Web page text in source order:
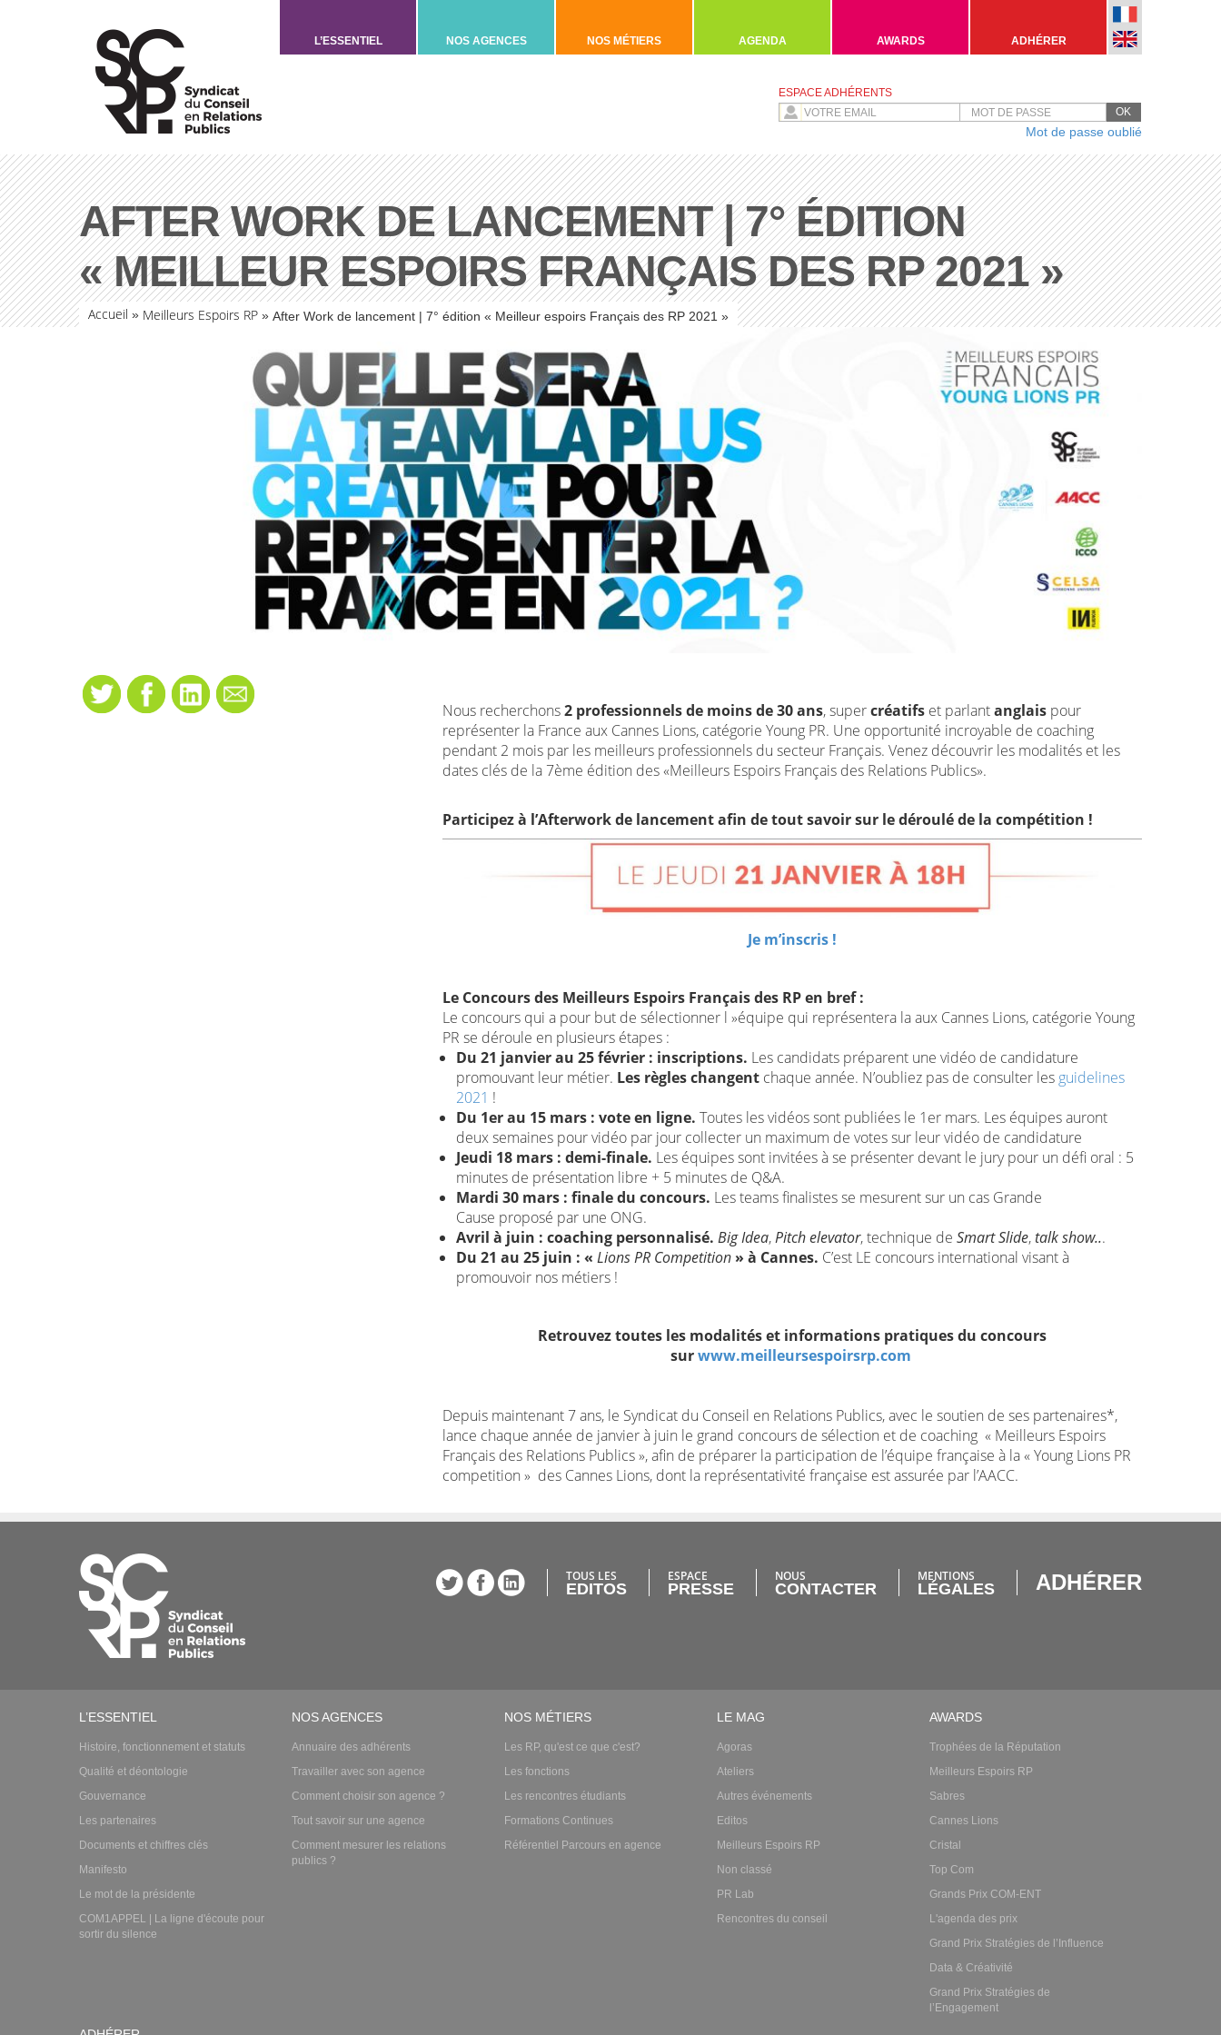
L’ESSENTIEL NOS AGENCES NOS MÉTIERS AGENDA AWARDS ADHÉRER
ESPACE ADHÉRENTS
OK
Mot de passe oublié
AFTER WORK DE LANCEMENT | 7° ÉDITION
« MEILLEUR ESPOIRS FRANÇAIS DES RP 2021 »
Accueil » Meilleurs Espoirs RP » After Work de lancement | 7° édition « Meilleur espoirs Français des RP 2021 »
Nous recherchons2 professionnels de moins de 30 ans, supercréatifs et parlantanglais pour
représenter la France aux Cannes Lions, catégorie Young PR. Une opportunité incroyable de coaching
pendant 2 mois par les meilleurs professionnels du secteur Français. Venez découvrir les modalités et les
dates clés de la 7ème édition des «Meilleurs Espoirs Français des Relations Publics».
Participez à l’Afterwork de lancement afin de tout savoir sur le déroulé de la compétition !
Je m’inscris !
Le Concours des Meilleurs Espoirs Français des RP en bref :
Le concours qui a pour but de sélectionner l »équipe qui représentera la aux Cannes Lions, catégorie Young
PR se déroule en plusieurs étapes :
Du 21 janvier au 25 février : inscriptions. Les candidats préparent une vidéo de candidature
promouvant leur métier. Les règles changent chaque année. N’oubliez pas de consulter lesguidelines
2021 !
Du 1er au 15 mars : vote en ligne. Toutes les vidéos sont publiées le 1er mars. Les équipes auront
deux semaines pour vidéo par jour collecter un maximum de votes sur leur vidéo de candidature
Jeudi 18 mars : demi-finale. Les équipes sont invitées à se présenter devant le jury pour un défi oral : 5
minutes de présentation libre + 5 minutes de Q&A.
Mardi 30 mars : finale du concours. Les teams finalistes se mesurent sur un cas Grande
Cause proposé par une ONG.
Avril à juin : coaching personnalisé. Big Idea,Pitch elevator, technique de Smart Slide,talk show...
Du 21 au 25 juin : « Lions PR Competition » à Cannes. C’est LE concours international visant à
promouvoir nos métiers !
Retrouvez toutes les modalités et informations pratiques du concours
surwww.meilleursespoirsrp.com
Depuis maintenant 7 ans, le Syndicat du Conseil en Relations Publics, avec le soutien de ses partenaires*,
lance chaque année de janvier à juin le grand concours de sélection et de coaching « Meilleurs Espoirs
Français des Relations Publics », afin de préparer la participation de l’équipe française à la « Young Lions PR
competition » des Cannes Lions, dont la représentativité française est assurée par l’AACC.
TOUS LES
EDITOS
ESPACE
PRESSE
NOUS
CONTACTER
MENTIONS
LÉGALES ADHÉRER
L’ESSENTIEL
Histoire, fonctionnement et statuts
Qualité et déontologie
Gouvernance
Les partenaires
Documents et chiffres clés
Manifesto
Le mot de la présidente
COM1APPEL | La ligne d'écoute pour
sortir du silence
NOS AGENCES
Annuaire des adhérents
Travailler avec son agence
Comment choisir son agence ?
Tout savoir sur une agence
Comment mesurer les relations
publics ?
NOS MÉTIERS
Les RP, qu'est ce que c'est?
Les fonctions
Les rencontres étudiants
Formations Continues
Référentiel Parcours en agence
LE MAG
Agoras
Ateliers
Autres événements
Editos
Meilleurs Espoirs RP
Non classé
PR Lab
Rencontres du conseil
AWARDS
Trophées de la Réputation
Meilleurs Espoirs RP
Sabres
Cannes Lions
Cristal
Top Com
Grands Prix COM-ENT
L'agenda des prix
Grand Prix Stratégies de l’Influence
Data & Créativité
Grand Prix Stratégies de
l’Engagement